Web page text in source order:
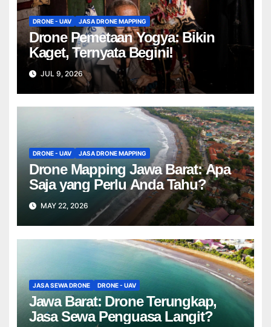
DRONE - UAV JASA DRONE MAPPING
Drone Pemetaan Yogya: Bikin
Kaget, Ternyata Begini!
JUL 9, 2026
DRONE - UAV JASA DRONE MAPPING
Drone Mapping Jawa Barat: Apa
Saja yang Perlu Anda Tahu?
MAY 22, 2026
JASA SEWA DRONE DRONE - UAV
Jawa Barat: Drone Terungkap,
Jasa Sewa Penguasa Langit?